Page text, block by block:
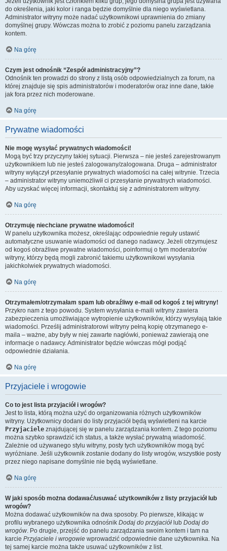
do określenia, jaki kolor i ranga będzie domyślnie dla niego wyświetlana.
Administrator witryny może nadać użytkownikowi uprawnienia do zmiany
domyślnej grupy. Wówczas można to zrobić z poziomu panelu zarządzania
kontem.
Na górę
Czym jest odnośnik “Zespół administracyjny”?
Odnośnik ten prowadzi do strony z listą osób odpowiedzialnych za forum, na
której znajduje się spis administratorów i moderatorów oraz inne dane, takie
jak fora przez nich moderowane.
Na górę
Prywatne wiadomości
Nie mogę wysyłać prywatnych wiadomości!
Mogą być trzy przyczyny takiej sytuacji. Pierwsza – nie jesteś zarejestrowanym
użytkownikiem lub nie jesteś zalogowany/zalogowana. Druga – administrator
witryny wyłączył przesyłanie prywatnych wiadomości na całej witrynie. Trzecia
– administrator witryny uniemożliwił ci przesyłanie prywatnych wiadomości.
Aby uzyskać więcej informacji, skontaktuj się z administratorem witryny.
Na górę
Otrzymuję niechciane prywatne wiadomości!
W panelu użytkownika możesz, określając odpowiednie reguły ustawić
automatyczne usuwanie wiadomości od danego nadawcy. Jeżeli otrzymujesz
od kogoś obraźliwe prywatne wiadomości, poinformuj o tym moderatorów
witryny, którzy będą mogli zabronić takiemu użytkownikowi wysyłania
jakichkolwiek prywatnych wiadomości.
Na górę
Otrzymałem/otrzymałam spam lub obraźliwy e-mail od kogoś z tej witryny!
Przykro nam z tego powodu. System wysyłania e-maili witryny zawiera
zabezpieczenia umożliwiające wytropienie użytkowników, którzy wysyłają takie
wiadomości. Prześlij administratorowi witryny pełną kopię otrzymanego e-
maila – ważne, aby były w niej zawarte nagłówki, ponieważ zawierają one
informacje o nadawcy. Administrator będzie wówczas mógł podjąć
odpowiednie działania.
Na górę
Przyjaciele i wrogowie
Co to jest lista przyjaciół i wrogów?
Jest to lista, którą można użyć do organizowania różnych użytkowników
witryny. Użytkownicy dodani do listy przyjaciół będą wyświetleni na karcie
Przyjaciele znajdującej się w panelu zarządzania kontem. Z tego poziomu
można szybko sprawdzić ich status, a także wysłać prywatną wiadomość.
Zależnie od używanego stylu witryny, posty tych użytkowników mogą być
wyróżniane. Jeśli użytkownik zostanie dodany do listy wrogów, wszystkie posty
przez niego napisane domyślnie nie będą wyświetlane.
Na górę
W jaki sposób można dodawać/usuwać użytkowników z listy przyjaciół lub
wrogów?
Można dodawać użytkowników na dwa sposoby. Po pierwsze, klikając w
profilu wybranego użytkownika odnośnik Dodaj do przyjaciół lub Dodaj do
wrogów. Po drugie, przejść do panelu zarządzania swoim kontem i tam na
karcie Przyjaciele i wrogowie wprowadzić odpowiednie dane użytkownika. Na
tej samej karcie można także usuwać użytkowników z list.